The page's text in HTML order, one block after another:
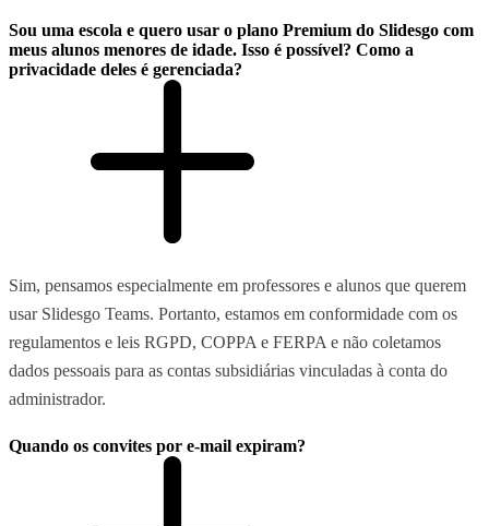
Sou uma escola e quero usar o plano Premium do Slidesgo com
meus alunos menores de idade. Isso é possível? Como a
privacidade deles é gerenciada?
Sim, pensamos especialmente em professores e alunos que querem
usar Slidesgo Teams. Portanto, estamos em conformidade com os
regulamentos e leis RGPD, COPPA e FERPA e não coletamos
dados pessoais para as contas subsidiárias vinculadas à conta do
administrador.
Quando os convites por e-mail expiram?